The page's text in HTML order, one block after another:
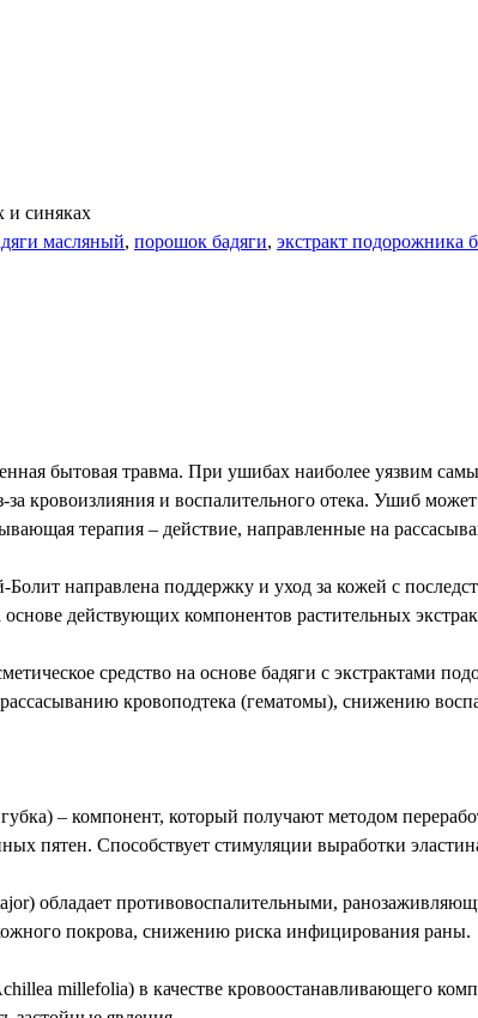
синяках
масляный, порошок бадяги, экстракт подорожника
бытовая травма. При ушибах наиболее уязвим
за кровоизлияния и воспалительного отека. Ушиб
терапия – действие, направленные на
направлена поддержку и уход за кожей с
действующих компонентов растительных
средство на основе бадяги с экстрактами
кровоподтека (гематомы), снижению
– компонент, который получают методом
пятен. Способствует стимуляции выработки
обладает противовоспалительными,
покрова, снижению риска инфицирования раны.
millefolia) в качестве кровоостанавливающего